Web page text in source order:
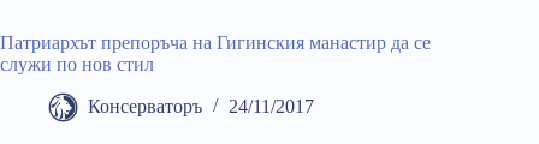
Патриархът препоръча на Гигинския манастир да се
служи по нов стил
Консерваторъ 24/11/2017